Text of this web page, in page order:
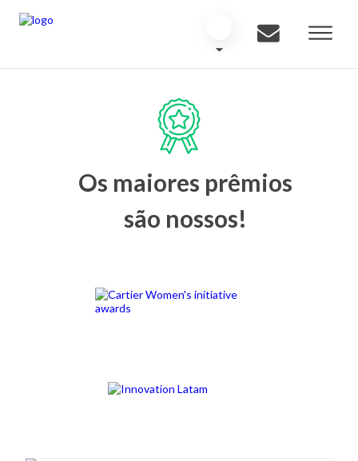
Os maiores prêmios
são nossos!